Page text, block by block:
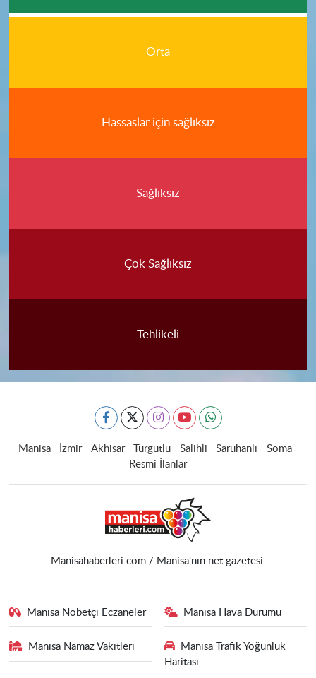
Orta
Hassaslar için sağlıksız
Sağlıksız
Çok Sağlıksız
Tehlikeli
Manisa İzmir Akhisar Turgutlu Salihli Saruhanlı
Soma
Resmi İlanlar
Manisahaberleri.com / Manisa'nın net gazetesi.
Manisa Nöbetçi Eczaneler Manisa Hava Durumu
Manisa Namaz Vakitleri
Manisa Trafik Yoğunluk
Haritası